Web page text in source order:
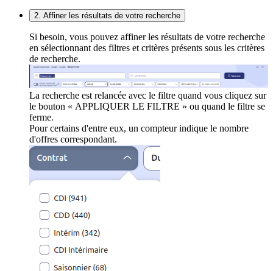
2. Affiner les résultats de votre recherche
Si besoin, vous pouvez affiner les résultats de votre recherche
en sélectionnant des filtres et critères présents sous les critères
de recherche.
La recherche est relancée avec le filtre quand vous cliquez sur
le bouton « APPLIQUER LE FILTRE » ou quand le filtre se
ferme.
Pour certains d'entre eux, un compteur indique le nombre
d'offres correspondant.